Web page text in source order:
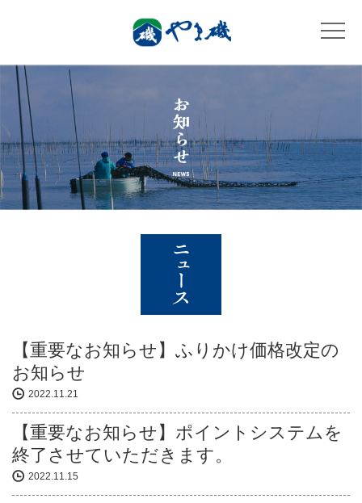
【重要なお知らせ】ふりかけ価格改定の
お知らせ
2022.11.21
【重要なお知らせ】ポイントシステムを
終了させていただきます。
2022.11.15